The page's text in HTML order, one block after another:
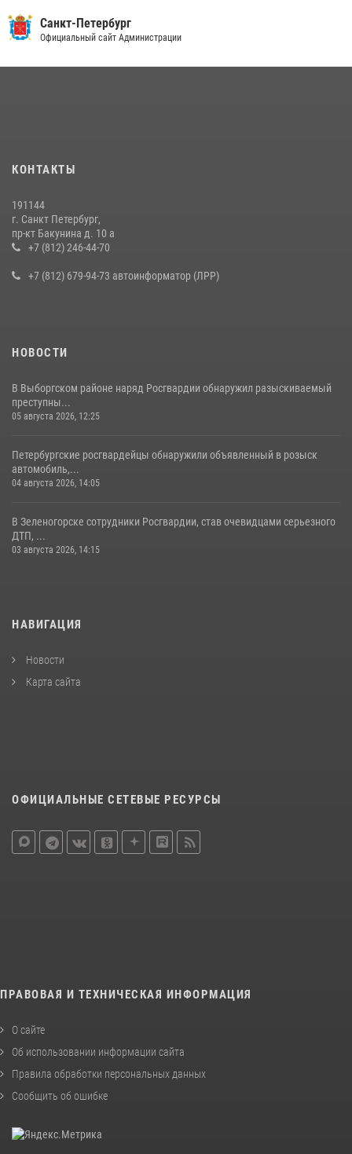
В Красногвардейском районе росгвардейцы задержали хулигана,
угрожавшего мужчине пневматическим пистолетом
на III Международном петербургском цифровом форуме
В Ленобласти сотрудники Росгвардии провели встречу с
воспитанниками детского клуба «Умные каникулы»
Санкт-Петербург
Официальный сайт Администрации
КОНТАКТЫ
191144
г. Санкт Петербург,
пр-кт Бакунина д. 10 а
+7 (812) 246-44-70
+7 (812) 679-94-73 автоинформатор (ЛРР)
НОВОСТИ
В Выборгском районе наряд Росгвардии обнаружил разыскиваемый
преступны...
05 августа 2026, 12:25
Петербургские росгвардейцы обнаружили объявленный в розыск
автомобиль,...
04 августа 2026, 14:05
В Зеленогорске сотрудники Росгвардии, став очевидцами серьезного
ДТП, ...
03 августа 2026, 14:15
НАВИГАЦИЯ
Новости
Карта сайта
ОФИЦИАЛЬНЫЕ СЕТЕВЫЕ РЕСУРСЫ
ПРАВОВАЯ И ТЕХНИЧЕСКАЯ ИНФОРМАЦИЯ
О сайте
Об использовании информации сайта
Правила обработки персональных данных
Сообщить об ошибке